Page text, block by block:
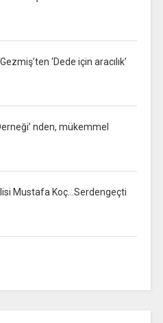
‘Dede için aracılık’
nden, mükemmel
Mustafa Koç…Serdengeçti